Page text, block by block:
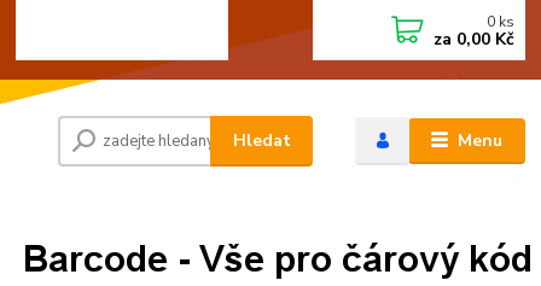
Menu
Hledat
0 ks
za 0,00 Kč